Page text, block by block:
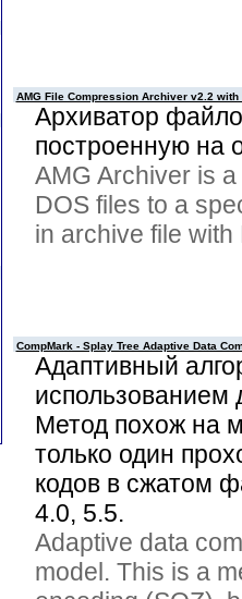
AMG File Compression Archiver v2.2 with
Архиватор
построенную на
AMG Archiver is
DOS files to a
in archive file with
CompMark - Splay Tree Adaptive Data
Адаптивный
использованием
Метод похож на
только один
кодов в сжатом
4.0, 5.5.
Adaptive data
model. This is a